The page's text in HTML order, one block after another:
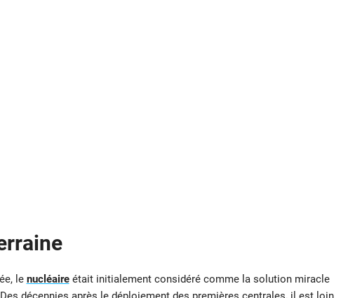
le nucléaireétait initialement considéré comme la solution miracle